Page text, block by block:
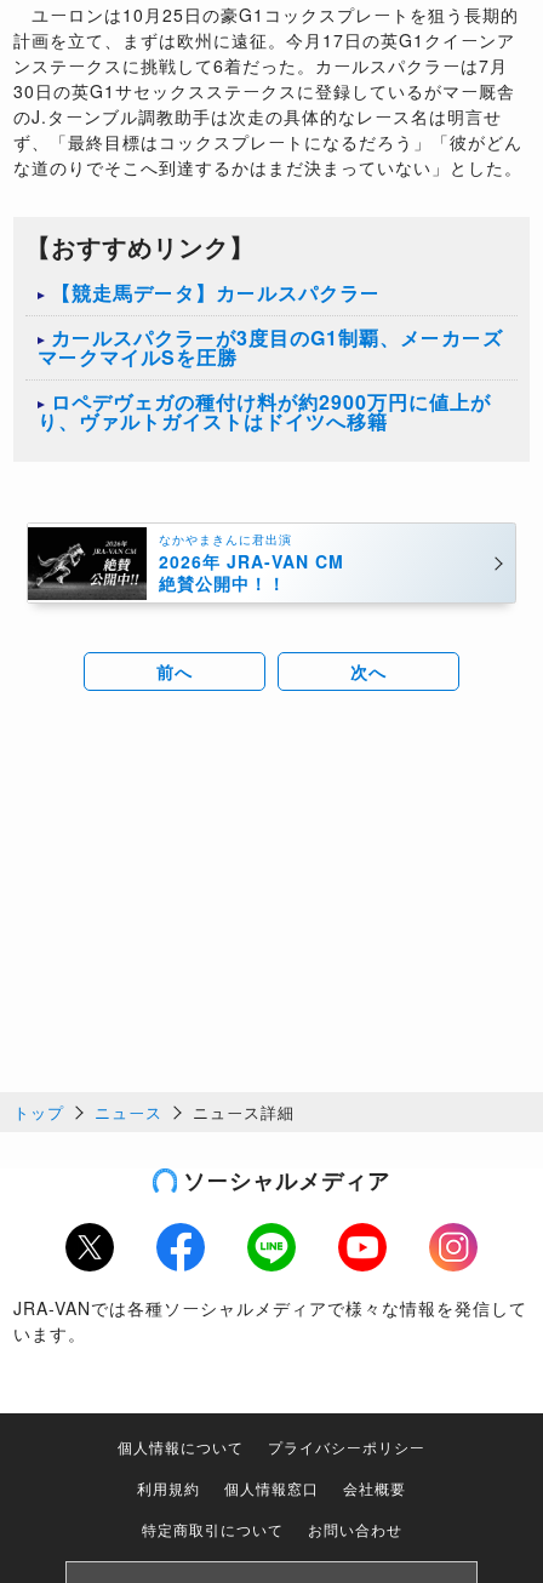
ユーロンは10 月25日の豪G1 コックスプレートを狙う長期的
計画を立て、まずは欧州に遠征。今月 17日の英G1 クイーンア
ンステークスに挑戦して6着だった。カールスパクラーは7 月
30 日の英G1サセックスステークスに登録しているがマー厩舎
のJ. ターンブル調教助手は次走の具体的なレース名は明言せ
ず、「最終目標はコックスプレートになるだろう」「彼がどん
な道のりでそこへ到達するかはまだ決まっていない」とした。
【おすすめリンク】
【競走馬データ】カールスパクラー
カールスパクラーが3度目のG1制覇、メーカーズ
マークマイルSを圧勝
ロペデヴェガの種付け料が約2900万円に値上が
り、ヴァルトガイストはドイツへ移籍
なかやまきんに君出演
2026年 JRA-VAN CM
絶賛公開中！！
前へ 次へ
トップ ニュース ニュース詳細
ソーシャルメディア
Twitter Facebook LINE Youtube
Instagram
JRA-VANでは各種ソーシャルメディアで様々な情報を発信して
います。
個人情報について
プライバシーポリシー
利用規約
個人情報窓口
会社概要
特定商取引について
お問い合わせ